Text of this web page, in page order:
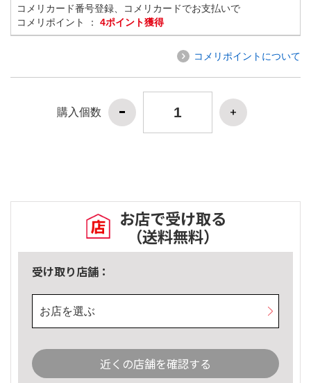
コメリカード番号登録、コメリカードでお支払いで
コメリポイント ： 4ポイント獲得
コメリポイントについて
購入個数
お店で受け取る
（送料無料）
受け取り店舗：
お店を選ぶ
近くの店舗を確認する